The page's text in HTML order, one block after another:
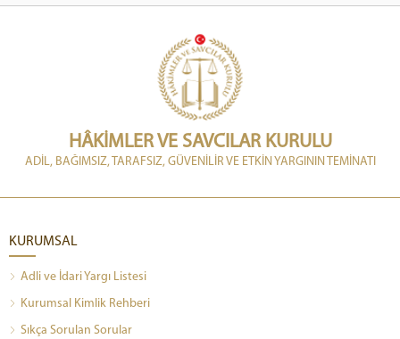
HÂKİMLER VE SAVCILAR KURULU
ADİL, BAĞIMSIZ, TARAFSIZ, GÜVENİLİR VE ETKİN YARGININ TEMİNATI
KURUMSAL
Adli ve İdari Yargı Listesi
Kurumsal Kimlik Rehberi
Sıkça Sorulan Sorular